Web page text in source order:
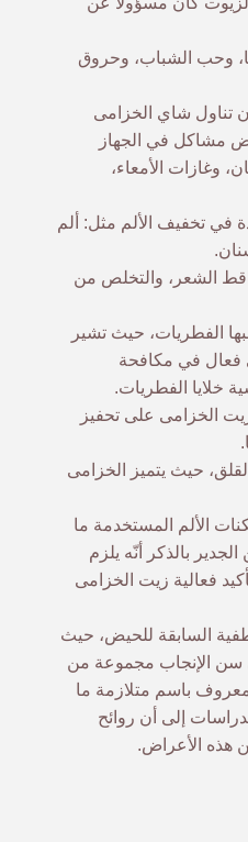
وحب الشباب، وحروق
تناول شاي الخزامى
مشاكل في الجهاز
وغازات الأمعاء،
في تخفيف الألم مثل: ألم
الشعر، والتخلص من
الفطريات، حيث تشير
فعال في مكافحة
خلايا الفطريات.
الخزامى على تحفيز
حيث يتميز الخزامى
الألم المستخدمة ما
بالذكر أنّه يلزم
فعالية زيت الخزامى
السابقة للحيض، حيث
سن الإنجاب مجموعة من
باسم متلازمة ما
إلى أن روائح
هذه الأعراض.